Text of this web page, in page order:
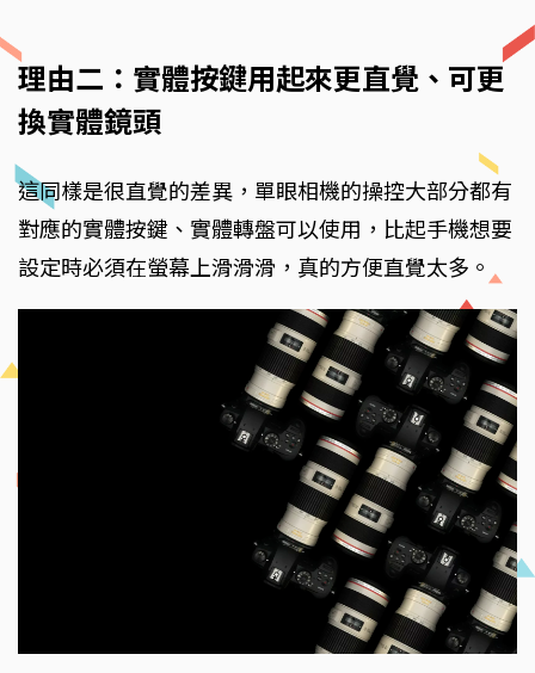
理由二：實體按鍵用起來更直覺、可更
換實體鏡頭
這同樣是很直覺的差異，單眼相機的操控大部分都有
對應的實體按鍵、實體轉盤可以使用，比起手機想要
設定時必須在螢幕上滑滑滑，真的方便直覺太多。